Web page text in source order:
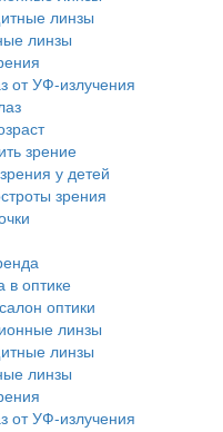
линзы
линзы
от УФ-излучения
зрение
у детей
зрения
в оптике
оптики
линзы
линзы
линзы
от УФ-излучения